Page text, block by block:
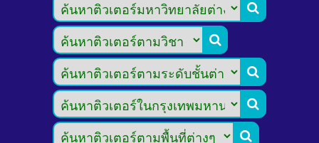




